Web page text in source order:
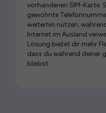
vorhandenen SIM-Karte.
gewohnte
weiterhin nutzen,
Internet im Ausland
Lösung bietet dir mehr
dass du während deiner
bleibst.